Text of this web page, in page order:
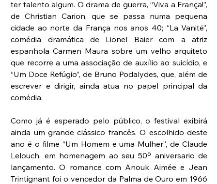
ter talento algum. O drama de guerra, “Viva a França!”,
de Christian Carion, que se passa numa pequena
cidade ao norte da França nos anos 40; “La Vanité”,
comédia dramática de Lionel Baier com a atriz
espanhola Carmen Maura sobre um velho arquiteto
que recorre a uma associação de auxílio ao suicídio, e
“Um Doce Refúgio”, de Bruno Podalydes, que, além de
escrever e dirigir, ainda atua no papel principal da
comédia.
Como já é esperado pelo público, o festival exibirá
ainda um grande clássico francês. O escolhido deste
ano é o filme “Um Homem e uma Mulher”, de Claude
Lelouch, em homenagem ao seu 50º aniversario de
lançamento. O romance com Anouk Aimée e Jean
Trintignant foi o vencedor da Palma de Ouro em 1966